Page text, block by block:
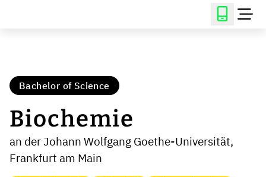
Bachelor of Science
Biochemie
an der Johann Wolfgang Goethe-Universität,
Frankfurt am Main